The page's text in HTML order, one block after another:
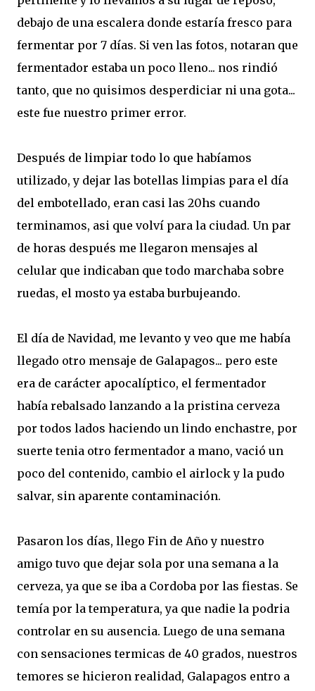
debajo de una escalera donde estaría fresco para
fermentar por 7 días. Si ven las fotos, notaran que
fermentador estaba un poco lleno... nos rindió
tanto, que no quisimos desperdiciar ni una gota...
este fue nuestro primer error.
Después de limpiar todo lo que habíamos
utilizado, y dejar las botellas limpias para el día
del embotellado, eran casi las 20hs cuando
terminamos, asi que volví para la ciudad. Un par
de horas después me llegaron mensajes al
celular que indicaban que todo marchaba sobre
ruedas, el mosto ya estaba burbujeando.
El día de Navidad, me levanto y veo que me había
llegado otro mensaje de Galapagos... pero este
era de carácter apocalíptico, el fermentador
había rebalsado lanzando a la pristina cerveza
por todos lados haciendo un lindo enchastre, por
suerte tenia otro fermentador a mano, vació un
poco del contenido, cambio el airlock y la pudo
salvar, sin aparente contaminación.
Pasaron los días, llego Fin de Año y nuestro
amigo tuvo que dejar sola por una semana a la
cerveza, ya que se iba a Cordoba por las fiestas. Se
temía por la temperatura, ya que nadie la podria
controlar en su ausencia. Luego de una semana
con sensaciones termicas de 40 grados, nuestros
temores se hicieron realidad, Galapagos entro a